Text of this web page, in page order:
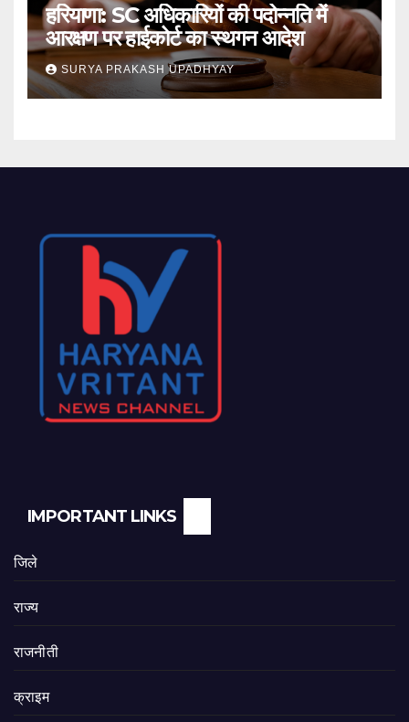
हरियाणा: SC अधिकारियों की पदोन्नति में
आरक्षण पर हाईकोर्ट का स्थगन आदेश
SURYA PRAKASH UPADHYAY
IMPORTANT LINKS
जिले
राज्य
राजनीती
क्राइम